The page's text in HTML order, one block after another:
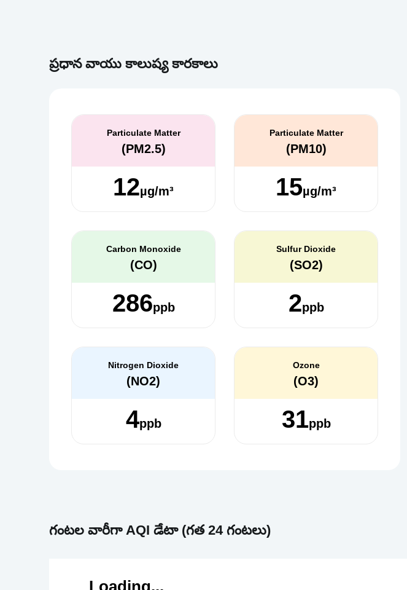
ప్రధాన వాయు కాలుష్య కారకాలు
Particulate Matter
(PM2.5)
12µg/m³
Particulate Matter
(PM10)
15µg/m³
Carbon Monoxide
(CO)
286ppb
Sulfur Dioxide
(SO2)
2ppb
Nitrogen Dioxide
(NO2)
4ppb
Ozone
(O3)
31ppb
గంటల వారీగా AQI డేటా (గత 24 గంటలు)